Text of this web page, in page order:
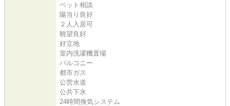
ペット相談
陽当り良好
２人入居可
眺望良好
好立地
室内洗濯機置場
バルコニー
都市ガス
公営水道
公共下水
24時間換気システム